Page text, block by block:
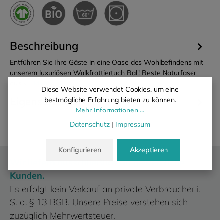
Beschreibung
Entführen Sie Ihre Gäste in eine Oase des Wohlbefindens mit
unserem luxuriösen Walkfrottiertuch Bali! Beste Naturfaser
Eigenschaften
Wir liefern ausschließlich an gewerbliche
Kunden.
Es erfolgt kein Verkauf an private Verbraucher i.
S. d. § 13 BGB. Unsere Preise verstehen sich
zuzüglich Mehrwertsteuer.
Diese Website verwendet Cookies, um eine
bestmögliche Erfahrung bieten zu können.
Mehr Informationen ...
Datenschutz | Impressum
Konfigurieren Akzeptieren